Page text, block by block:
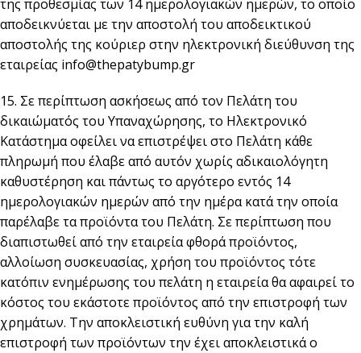
της προθεσμίας των 14 ημερολογιακών ημερών, το οποίο
αποδεικνύεται με την αποστολή του αποδεικτικού
αποστολής της κούριερ στην ηλεκτρονική διεύθυνση της
εταιρείας info@thepatybump.gr
15. Σε περίπτωση ασκήσεως από τον Πελάτη του
δικαιώματός του Υπαναχώρησης, το Ηλεκτρονικό
Κατάστημα οφείλει να επιστρέψει στο Πελάτη κάθε
πληρωμή που έλαβε από αυτόν χωρίς αδικαιολόγητη
καθυστέρηση και πάντως το αργότερο εντός 14
ημερολογιακών ημερών από την ημέρα κατά την οποία
παρέλαβε τα προϊόντα του Πελάτη. Σε περίπτωση που
διαπιστωθεί από την εταιρεία φθορά προϊόντος,
αλλοίωση συσκευασίας, χρήση του προϊόντος τότε
κατόπιν ενημέρωσης του πελάτη η εταιρεία θα αφαιρεί το
κόστος του εκάστοτε προϊόντος από την επιστροφή των
χρημάτων. Την αποκλειστική ευθύνη για την καλή
επιστροφή των προϊόντων την έχει αποκλειστικά ο